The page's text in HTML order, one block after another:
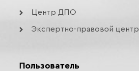
Центр ДПО
Экспертно-правовой центр
Пользователь